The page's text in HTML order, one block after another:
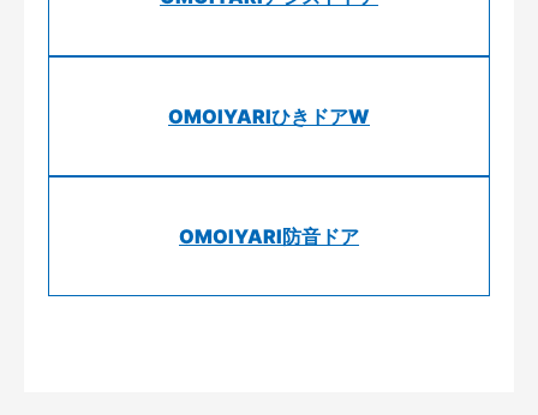
OMOIYARIひきドアW
OMOIYARI防音ドア